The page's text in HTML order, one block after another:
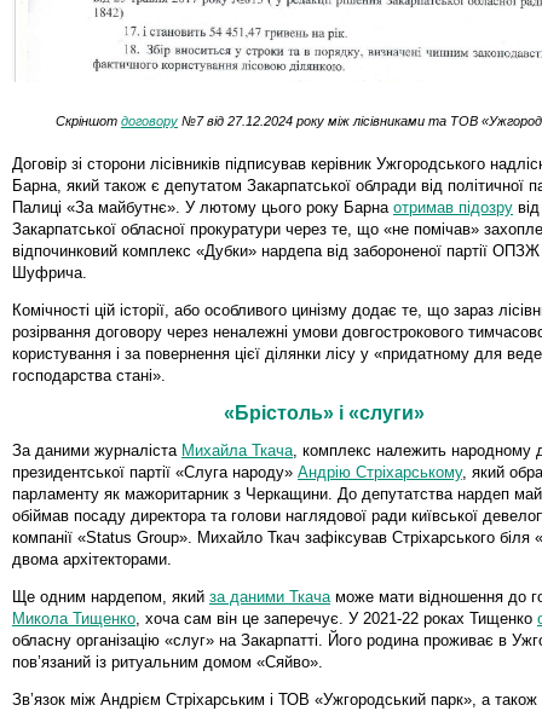
Скріншот договору №7 від 27.12.2024 року між лісівниками та ТОВ
Договір зі сторони лісівників підписував керівник Ужгородського
Барна, який також є депутатом Закарпатської облради від політичної
Палиці «За майбутнє». У лютому цього року Барна отримав підозру
Закарпатської обласної прокуратури через те, що «не помічав»
відпочинковий комплекс «Дубки» нардепа від забороненої партії
Шуфрича.
Комічності цій історії, або особливого цинізму додає те, що зараз
розірвання договору через неналежні умови довгострокового
користування і за повернення цієї ділянки лісу у «придатному для
господарства стані».
«Брістоль» і «слуги»
За даними журналіста Михайла Ткача, комплекс належить народному
президентської партії «Слуга народу» Андрію Стріхарському, який
парламенту як мажоритарник з Черкащини. До депутатства нардеп
обіймав посаду директора та голови наглядової ради київської
компанії «Status Group». Михайло Ткач зафіксував Стріхарського біля
двома архітекторами.
Ще одним нардепом, який за даними Ткачаможе мати відношення до
Микола Тищенко, хоча сам він це заперечує. У 2021-22 роках Тищенко
обласну організацію «слуг» на Закарпатті. Його родина проживає в
пов’язаний із ритуальним домом «Сяйво».
Зв’язок між Андрієм Стріхарським і ТОВ «Ужгородський парк», а також